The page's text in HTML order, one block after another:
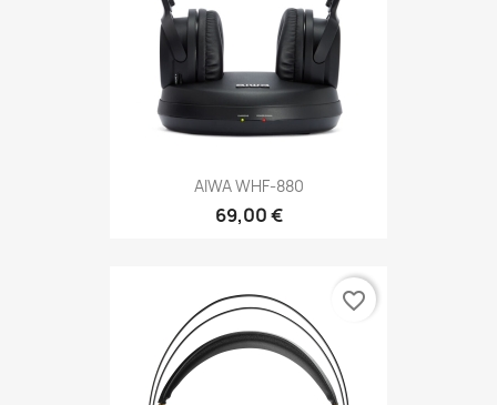
AIWA WHF-880
69,00 €
favorite_border